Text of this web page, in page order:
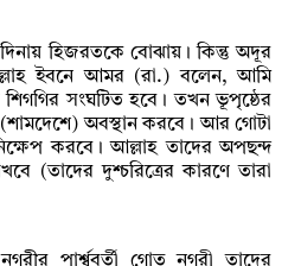
হিজরতকে বোঝায়। কিন্তু অদূর
ইবনে আমর (রা.) বলেন, আমি
সংঘটিত হবে। তখন ভূপৃষ্ঠের
অবস্থান করবে। আর গোটা
করবে। আল্লাহ তাদের অপছন্দ
(তাদের দুশ্চরিত্রের কারণে তারা
পার্শ্ববর্তী গোত নগরী তাদের